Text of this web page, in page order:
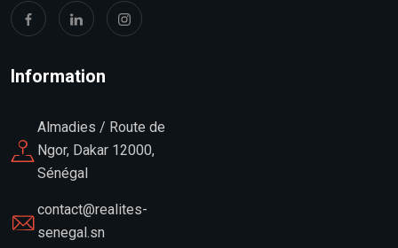
Information
Almadies / Route de
Ngor, Dakar 12000,
Sénégal
contact@realites-
senegal.sn